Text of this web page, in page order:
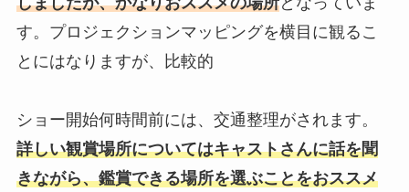
す。プロジェクションマッピングを横目に観るこ
とにはなりますが、比較的
ショー開始何時間前には、交通整理がされます。
詳しい観賞場所についてはキャストさんに話を聞
きながら、鑑賞できる場所を選ぶことをおススメ